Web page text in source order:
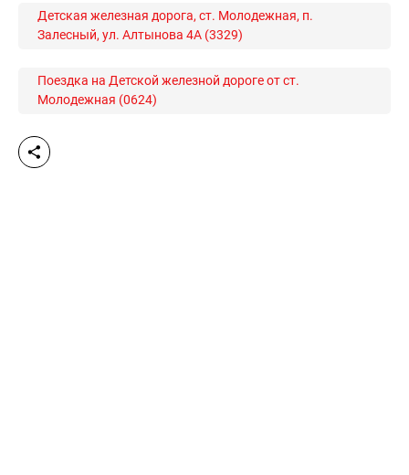
Детская железная дорога, ст. Молодежная, п.
Залесный, ул. Алтынова 4А (3329)
Поездка на Детской железной дороге от ст.
Молодежная (0624)